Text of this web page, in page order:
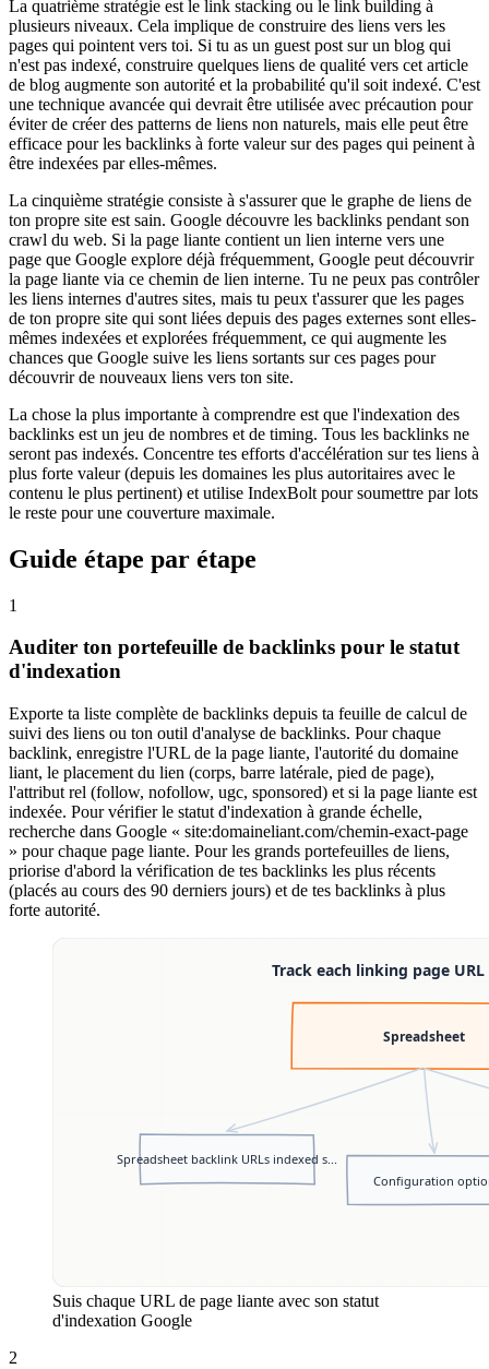
La quatrième stratégie est le link stacking ou le link building à
plusieurs niveaux. Cela implique de construire des liens vers les
pages qui pointent vers toi. Si tu as un guest post sur un blog qui
n'est pas indexé, construire quelques liens de qualité vers cet article
de blog augmente son autorité et la probabilité qu'il soit indexé. C'est
une technique avancée qui devrait être utilisée avec précaution pour
éviter de créer des patterns de liens non naturels, mais elle peut être
efficace pour les backlinks à forte valeur sur des pages qui peinent à
être indexées par elles-mêmes.
La cinquième stratégie consiste à s'assurer que le graphe de liens de
ton propre site est sain. Google découvre les backlinks pendant son
crawl du web. Si la page liante contient un lien interne vers une
page que Google explore déjà fréquemment, Google peut découvrir
la page liante via ce chemin de lien interne. Tu ne peux pas contrôler
les liens internes d'autres sites, mais tu peux t'assurer que les pages
de ton propre site qui sont liées depuis des pages externes sont elles-
mêmes indexées et explorées fréquemment, ce qui augmente les
chances que Google suive les liens sortants sur ces pages pour
découvrir de nouveaux liens vers ton site.
La chose la plus importante à comprendre est que l'indexation des
backlinks est un jeu de nombres et de timing. Tous les backlinks ne
seront pas indexés. Concentre tes efforts d'accélération sur tes liens à
plus forte valeur (depuis les domaines les plus autoritaires avec le
contenu le plus pertinent) et utilise IndexBolt pour soumettre par lots
le reste pour une couverture maximale.
Guide étape par étape
1
Auditer ton portefeuille de backlinks pour le statut
d'indexation
Exporte ta liste complète de backlinks depuis ta feuille de calcul de
suivi des liens ou ton outil d'analyse de backlinks. Pour chaque
backlink, enregistre l'URL de la page liante, l'autorité du domaine
liant, le placement du lien (corps, barre latérale, pied de page),
l'attribut rel (follow, nofollow, ugc, sponsored) et si la page liante est
indexée. Pour vérifier le statut d'indexation à grande échelle,
recherche dans Google « site:domaineliant.com/chemin-exact-page
» pour chaque page liante. Pour les grands portefeuilles de liens,
priorise d'abord la vérification de tes backlinks les plus récents
(placés au cours des 90 derniers jours) et de tes backlinks à plus
forte autorité.
Suis chaque URL de page liante avec son statut
d'indexation Google
2